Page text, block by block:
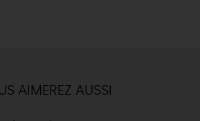
AIMEREZ AUSSI